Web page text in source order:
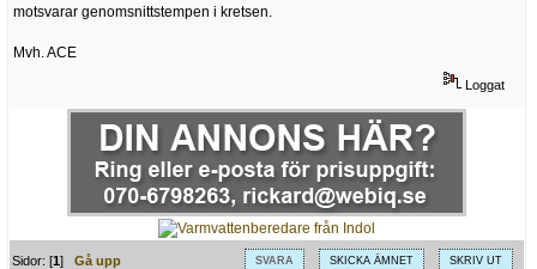
motsvarar genomsnittstempen i kretsen.
Mvh. ACE
Loggat
SVARA SKICKA ÄMNET SKRIV UT
Sidor: [1]Gå upp